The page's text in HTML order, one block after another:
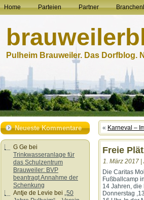
Home Parteien Partner
Pulheim Brauweiler. Das Dorfblog.
Neueste Kommentare
G Ge bei
Trinkwasseranlage für
das Schulzentrum
Brauweiler: BVP
beantragt Annahme der
Schenkung
Antje de Levie bei „50
« Karneval –
Freie
1. März 2017 |
Die Caritas
Fußballcamp
14 Jahren, die
Donnerstag